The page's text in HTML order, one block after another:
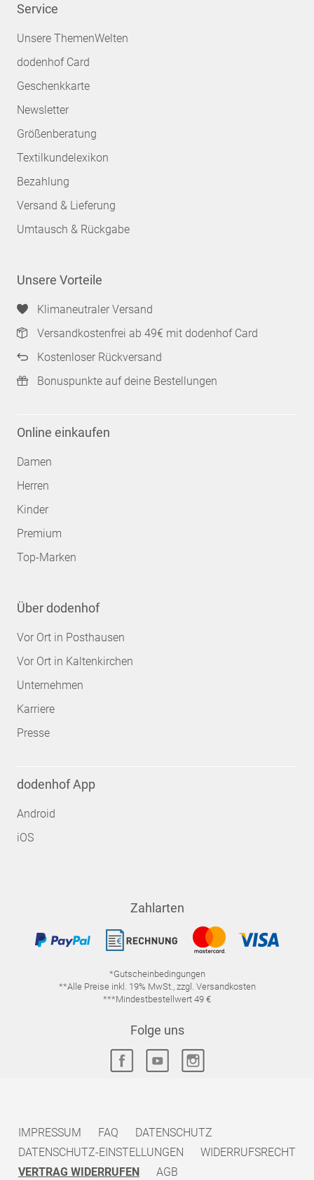
Service
Unsere ThemenWelten
dodenhof Card
Geschenkkarte
Newsletter
Größenberatung
Textilkundelexikon
Bezahlung
Versand & Lieferung
Umtausch & Rückgabe
Unsere Vorteile
Klimaneutraler Versand
Versandkostenfrei ab 49€ mit dodenhof Card
Kostenloser Rückversand
Bonuspunkte auf deine Bestellungen
Online einkaufen
Damen
Herren
Kinder
Premium
Top-Marken
Über dodenhof
Vor Ort in Posthausen
Vor Ort in Kaltenkirchen
Unternehmen
Karriere
Presse
dodenhof App
Android
iOS
Zahlarten
*Gutscheinbedingungen
**Alle Preise inkl. 19% MwSt., zzgl. Versandkosten
***Mindestbestellwert 49 €
Folge uns
IMPRESSUM FAQ
DATENSCHUTZ
DATENSCHUTZ-EINSTELLUNGEN
WIDERRUFSRECHT
VERTRAG WIDERRUFEN
AGB